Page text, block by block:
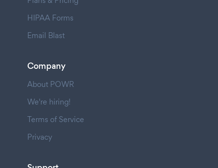
HIPAA Forms
Email Blast
Company
About POWR
We're hiring!
Terms of Service
Privacy